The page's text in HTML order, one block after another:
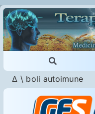
Skip
to
content
Toggle
Navigation
Cautare...
Imunologie
Δ \ boli autoimune